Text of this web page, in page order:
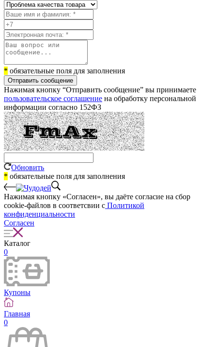
* обязательные поля для заполнения
Отправить сообщение
Нажимая кнопку “Отправить сообщение” вы принимаете
пользовательское соглашение на обработку персональной
информации согласно 152ФЗ
Обновить
* обязательные поля для заполнения
Нажимая кнопку «Согласен», вы даёте cогласие на сбор
cookie-файлов в соответсвии с Политикой
конфиденциальности
Согласен
Каталог
0
Купоны
Главная
0